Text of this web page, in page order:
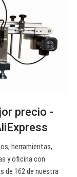
precio -
herramientas,
y oficina con
de 162 de nuestra